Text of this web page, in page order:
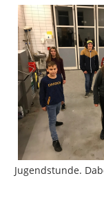
Jugendstunde.